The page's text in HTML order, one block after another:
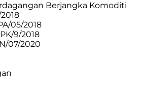
Berjangka Komoditi
05/2018
9/2018
07/2020